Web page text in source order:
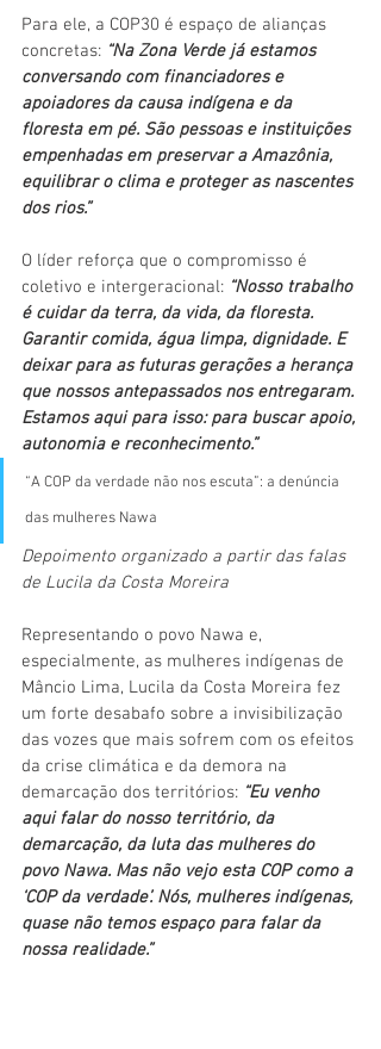
Para ele, a COP30 é espaço de alianças
concretas: “Na Zona Verde já estamos
conversando com financiadores e
apoiadores da causa indígena e da
floresta em pé. São pessoas e instituições
empenhadas em preservar a Amazônia,
equilibrar o clima e proteger as nascentes
dos rios.”
O líder reforça que o compromisso é
coletivo e intergeracional: “Nosso trabalho
é cuidar da terra, da vida, da floresta.
Garantir comida, água limpa, dignidade. E
deixar para as futuras gerações a herança
que nossos antepassados nos entregaram.
Estamos aqui para isso: para buscar apoio,
autonomia e reconhecimento.”
“A COP da verdade não nos escuta”: a denúncia
das mulheres Nawa
Depoimento organizado a partir das falas
de Lucila da Costa Moreira
Representando o povo Nawa e,
especialmente, as mulheres indígenas de
Mâncio Lima, Lucila da Costa Moreira fez
um forte desabafo sobre a invisibilização
das vozes que mais sofrem com os efeitos
da crise climática e da demora na
demarcação dos territórios: “Eu venho
aqui falar do nosso território, da
demarcação, da luta das mulheres do
povo Nawa. Mas não vejo esta COP como a
‘COP da verdade’. Nós, mulheres indígenas,
quase não temos espaço para falar da
nossa realidade.”